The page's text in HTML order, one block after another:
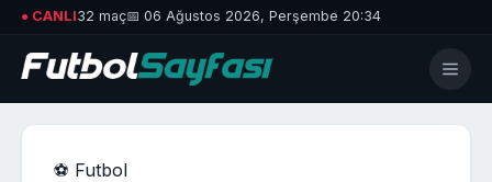
● CANLI32 maç📅 06 Ağustos 2026, Perşembe 20:34
⚽ Futbol